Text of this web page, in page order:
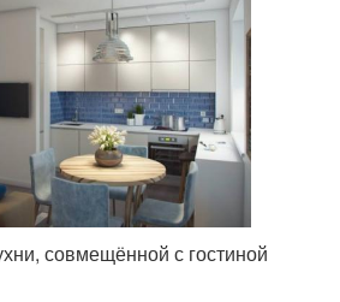
совмещённой с гостиной